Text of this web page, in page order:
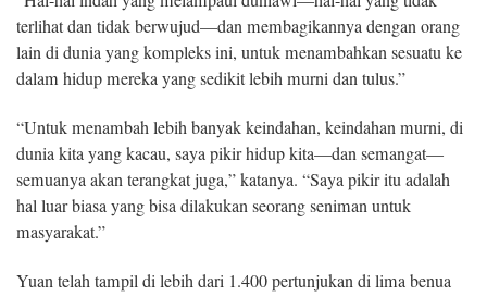
terlihat dan tidak berwujud—dan membagikannya dengan orang
lain di dunia yang kompleks ini, untuk menambahkan sesuatu ke
dalam hidup mereka yang sedikit lebih murni dan tulus.”
“Untuk menambah lebih banyak keindahan, keindahan murni, di
dunia kita yang kacau, saya pikir hidup kita—dan semangat—
semuanya akan terangkat juga,” katanya. “Saya pikir itu adalah
hal luar biasa yang bisa dilakukan seorang seniman untuk
masyarakat.”
Yuan telah tampil di lebih dari 1.400 pertunjukan di lima benua